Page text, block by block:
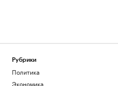
Рубрики
Политика
Экономика